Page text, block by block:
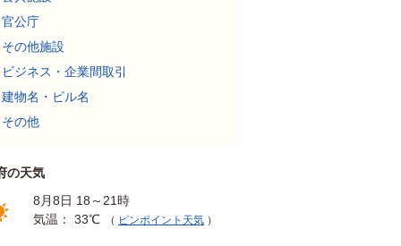
官公庁
その他施設
ビジネス・企業間取引
建物名・ビル名
その他
の天気
8月8日 18～21時
気温： 33℃
（ ピンポイント天気 ）